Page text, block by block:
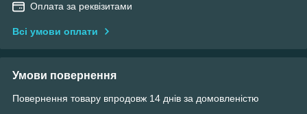
Оплата за реквізитами
Всі умови оплати
Умови повернення
Повернення товару впродовж 14 днів за домовленістю